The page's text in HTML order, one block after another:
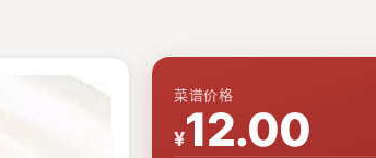
菜谱价格
¥12.00